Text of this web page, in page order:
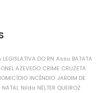
LEGISLATIVA DO RN Assu BATATA
AZEVEDO CRIME CRUZETA
INCÊNDIO JARDIM DE
NATAL Nilda NÉLTER QUEIROZ